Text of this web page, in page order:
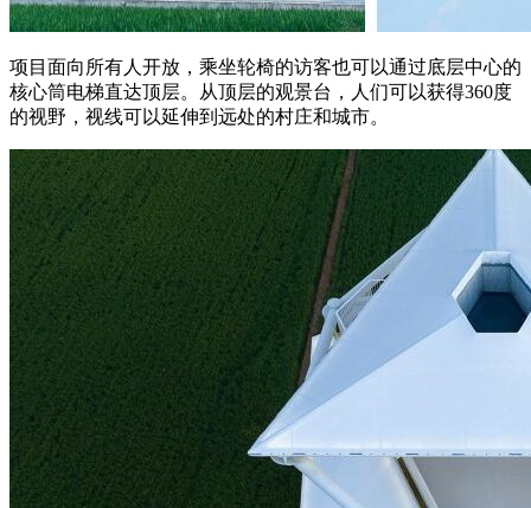
项目面向所有人开放，乘坐轮椅的访客也可以通过底层中心的
核心筒电梯直达顶层。从顶层的观景台，人们可以获得360度
的视野，视线可以延伸到远处的村庄和城市。